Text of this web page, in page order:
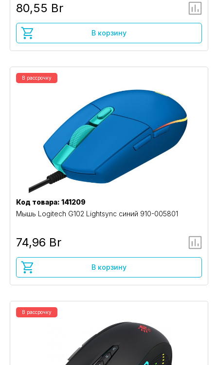
80,55 Br
В корзину
В рассрочку
Код товара: 141209
Мышь Logitech G102 Lightsync синий 910-005801
74,96 Br
В корзину
В рассрочку